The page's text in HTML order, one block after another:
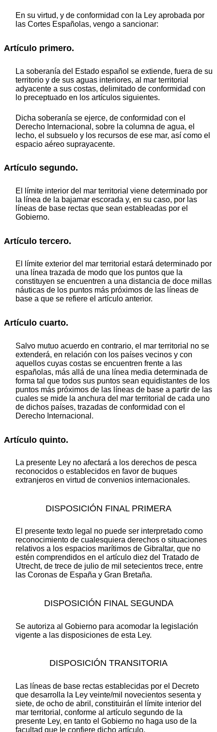
En su virtud, y de conformidad con la Ley aprobada por
las Cortes Españolas, vengo a sancionar:
Artículo primero.
La soberanía del Estado español se extiende, fuera de su
territorio y de sus aguas interiores, al mar territorial
adyacente a sus costas, delimitado de conformidad con
lo preceptuado en los artículos siguientes.
Dicha soberanía se ejerce, de conformidad con el
Derecho Internacional, sobre la columna de agua, el
lecho, el subsuelo y los recursos de ese mar, así como el
espacio aéreo suprayacente.
Artículo segundo.
El límite interior del mar territorial viene determinado por
la línea de la bajamar escorada y, en su caso, por las
líneas de base rectas que sean estableadas por el
Gobierno.
Artículo tercero.
El límite exterior del mar territorial estará determinado por
una línea trazada de modo que los puntos que la
constituyen se encuentren a una distancia de doce millas
náuticas de los puntos más próximos de las líneas de
base a que se refiere el artículo anterior.
Artículo cuarto.
Salvo mutuo acuerdo en contrario, el mar territorial no se
extenderá, en relación con los países vecinos y con
aquellos cuyas costas se encuentren frente a las
españolas, más allá de una línea media determinada de
forma tal que todos sus puntos sean equidistantes de los
puntos más próximos de las líneas de base a partir de las
cuales se mide la anchura del mar territorial de cada uno
de dichos países, trazadas de conformidad con el
Derecho Internacional.
Artículo quinto.
La presente Ley no afectará a los derechos de pesca
reconocidos o establecidos en favor de buques
extranjeros en virtud de convenios internacionales.
DISPOSICIÓN FINAL PRIMERA
El presente texto legal no puede ser interpretado como
reconocimiento de cualesquiera derechos o situaciones
relativos a los espacios marítimos de Gibraltar, que no
estén comprendidos en el artículo diez del Tratado de
Utrecht, de trece de julio de mil setecientos trece, entre
las Coronas de España y Gran Bretaña.
DISPOSICIÓN FINAL SEGUNDA
Se autoriza al Gobierno para acomodar la legislación
vigente a las disposiciones de esta Ley.
DISPOSICIÓN TRANSITORIA
Las líneas de base rectas establecidas por el Decreto
que desarrolla la Ley veinte/mil novecientos sesenta y
siete, de ocho de abril, constituirán el límite interior del
mar territorial, conforme al artículo segundo de la
presente Ley, en tanto el Gobierno no haga uso de la
facultad que le confiere dicho artículo.